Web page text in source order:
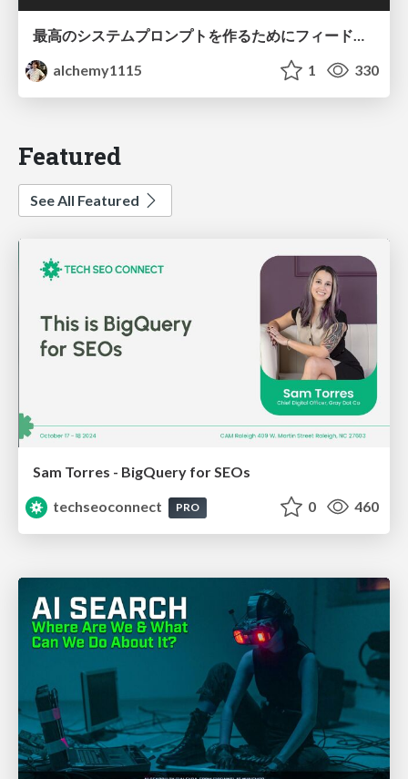
最高のシステムプロンプトを作るためにフィードバック機能を導入した話
alchemy1115
1 330
Featured
See All Featured
Sam Torres - BigQuery for SEOs
techseoconnect
PRO 0 460